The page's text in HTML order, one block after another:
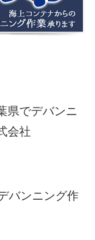
県でデバンニ
会社
バンニング作